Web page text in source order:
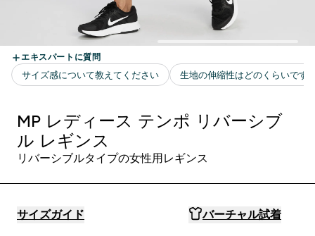
MP レディース テンポ リバーシブ
ル レギンス
リバーシブルタイプの女性用レギンス
サイズガイド バーチャル試着